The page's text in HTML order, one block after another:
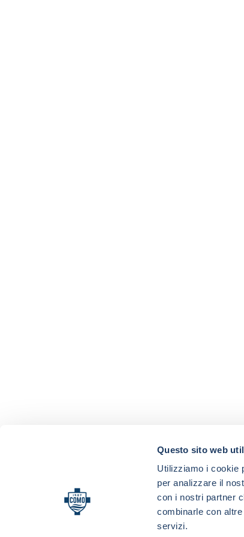
Questo sito web
Utilizziamo i cookie
per analizzare il
con i nostri partner
combinarle con
servizi.